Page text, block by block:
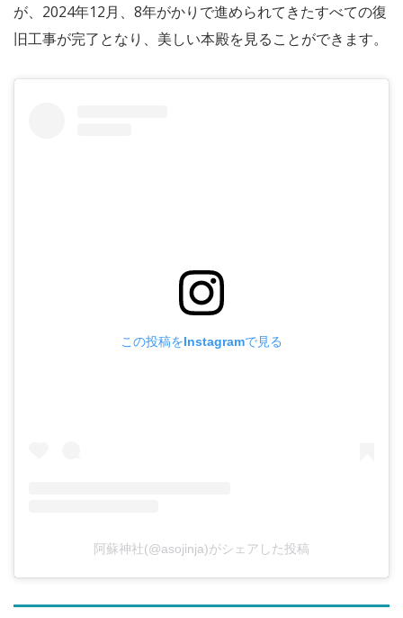
が、2024年12月、8年がかりで進められてきたすべての復
旧工事が完了となり、美しい本殿を見ることができます。
この投稿をInstagramで見る
阿蘇神社(@asojinja)がシェアした投稿